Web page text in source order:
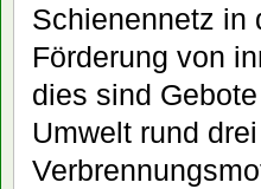
Schienennetz in
Förderung von
dies sind
Umwelt rund